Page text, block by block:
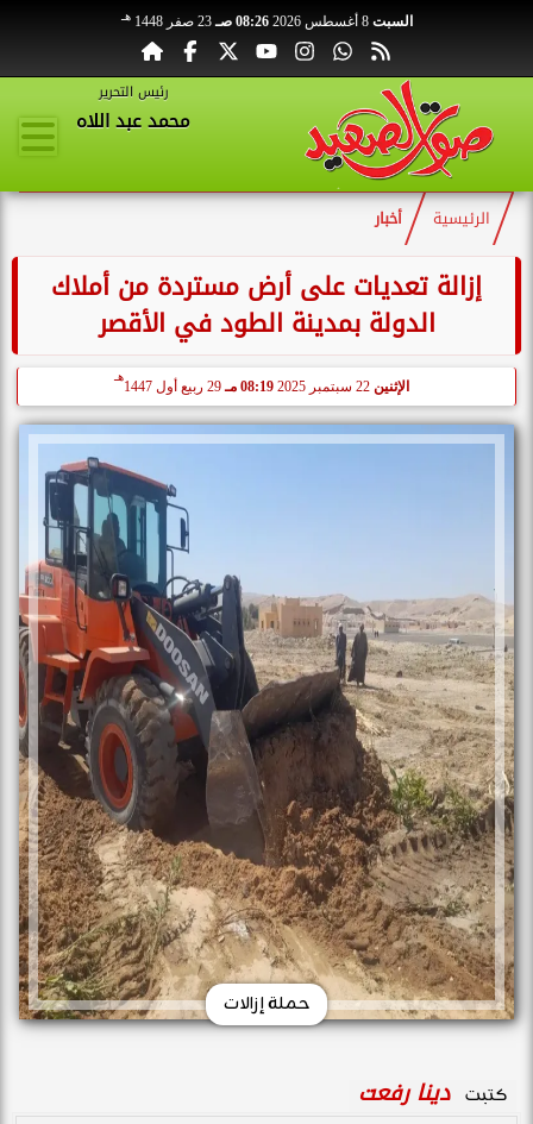
السبت 8 أغسطس 2026 08:26 صـ 23 صفر 1448 هـ
رئيس التحرير
محمد عبد اللاه
الرئيسية أخبار
إزالة تعديات على أرض مستردة من أملاك
الدولة بمدينة الطود في الأقصر
الإثنين 08:19 مـ 29 ربيع أول 1447
هـ
حملة إزالات
كتبت دينا رفعت